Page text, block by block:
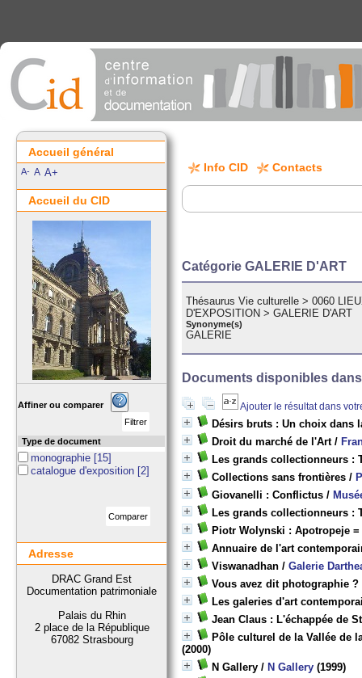
Info CID Contacts
Catégorie GALERIE D'ART
Thésaurus Vie culturelle >0060
D'EXPOSITION >GALERIE D'ART
Synonyme(s)
GALERIE
Documents disponibles
Ajouter le résultat dans
Désirs bruts : Un choix dans
Droit du marché de l'Art/
Les grands collectionneurs :
Collections sans frontières /
Giovanelli : Conflictus /
Les grands collectionneurs :
Piotr Wolynski : Apotropeje
Annuaire de l'art
Viswanadhan /Galerie
Vous avez dit photographie
Les galeries d'art
Jean Claus : L'échappée de
Pôle culturel de la Vallée de
(2000)
N Gallery / N Gallery (1999)
Accueil général
A- A A+
Accueil du CID
Affiner ou comparer
Type de document
monographie [15]
catalogue d'exposition [2]
Adresse
DRAC Grand Est
Documentation patrimoniale
Palais du Rhin
2 place de la République
67082 Strasbourg